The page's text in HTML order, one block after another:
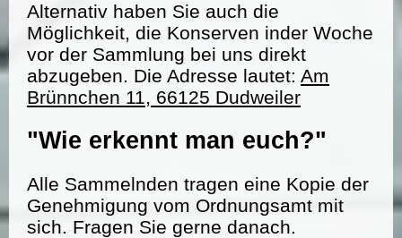
Alternativ haben Sie auch die
Möglichkeit, die Konserven inder Woche
vor der Sammlung bei uns direkt
abzugeben. Die Adresse lautet: Am
Brünnchen 11, 66125 Dudweiler
"Wie erkennt man euch?"
Alle Sammelnden tragen eine Kopie der
Genehmigung vom Ordnungsamt mit
sich. Fragen Sie gerne danach.